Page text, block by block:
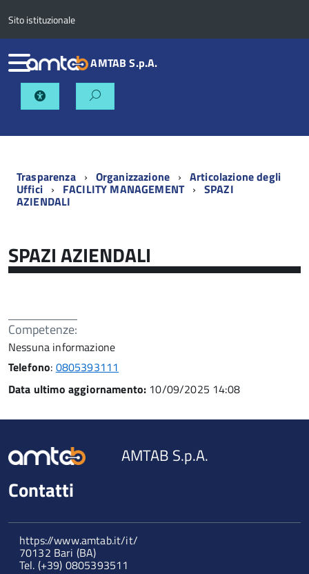
Sito istituzionale
AMTAB S.p.A.
Trasparenza Organizzazione Articolazione degli
Uffici FACILITY MANAGEMENT SPAZI
AZIENDALI
SPAZI AZIENDALI
Competenze:
Nessuna informazione
Telefono: 0805393111
Data ultimo aggiornamento: 10/09/2025 14:08
AMTAB S.p.A.
Contatti
https://www.amtab.it/it/
70132 Bari (BA)
Tel. (+39) 0805393511